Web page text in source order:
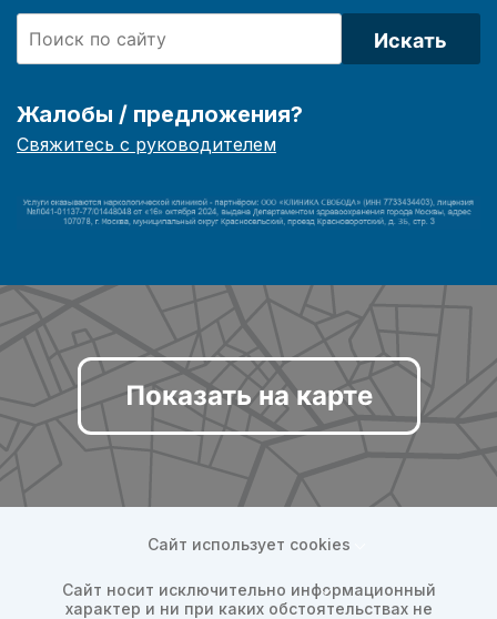
Искать
Жалобы / предложения?
Свяжитесь с руководителем
Показать на карте
Сайт использует cookies
Сайт носит исключительно информационный
характер и ни при каких обстоятельствах не